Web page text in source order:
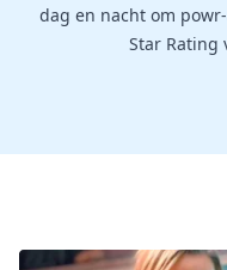
dag en nacht om
Star Rating